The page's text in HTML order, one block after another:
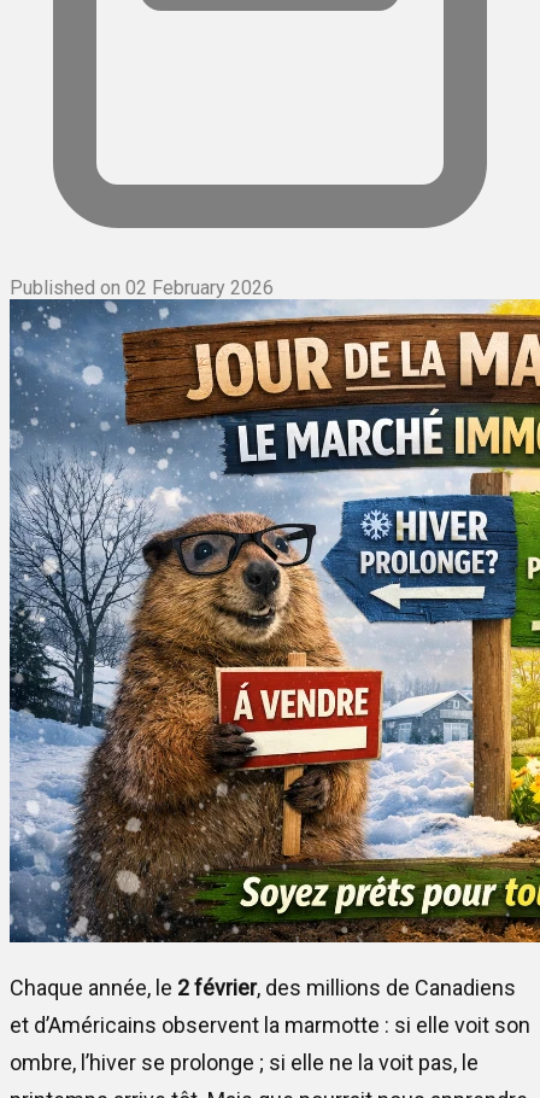
Published on 02 February 2026
Chaque année, le 2 février, des millions de Canadiens
et d’Américains observent la marmotte : si elle voit son
ombre, l’hiver se prolonge ; si elle ne la voit pas, le